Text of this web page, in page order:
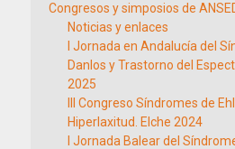
Congresos y simposios de
Noticias y enlaces
I Jornada en Andalucía del
Danlos y Trastorno del
2025
III Congreso Síndromes de
Hiperlaxitud. Elche 2024
I Jornada Balear del